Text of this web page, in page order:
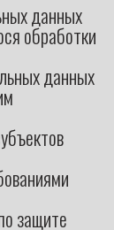
данных
обработки
данных
защите